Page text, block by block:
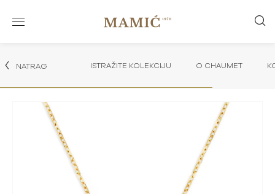
NATRAG ISTRAŽITE KOLEKCIJU O CHAUMET